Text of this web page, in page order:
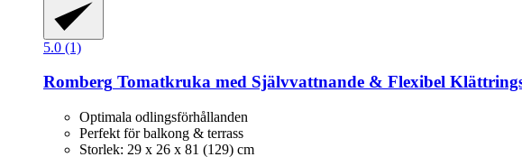
5.0 (1)
Romberg Tomatkruka med Självvattnande & Flexibel
Optimala odlingsförhållanden
Perfekt för balkong & terrass
Storlek: 29 x 26 x 81 (129) cm